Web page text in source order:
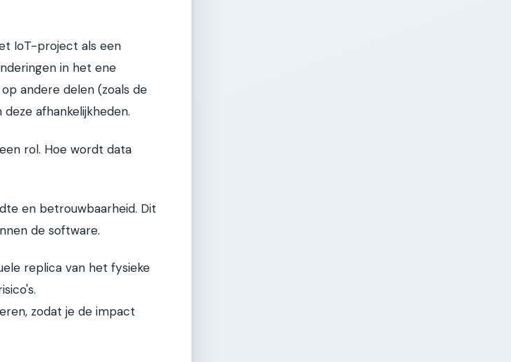
IoT-project als een
in het ene
andere delen (zoals de
afhankelijkheden.
rol. Hoe wordt data
en betrouwbaarheid. Dit
de software.
replica van het fysieke
zodat je de impact